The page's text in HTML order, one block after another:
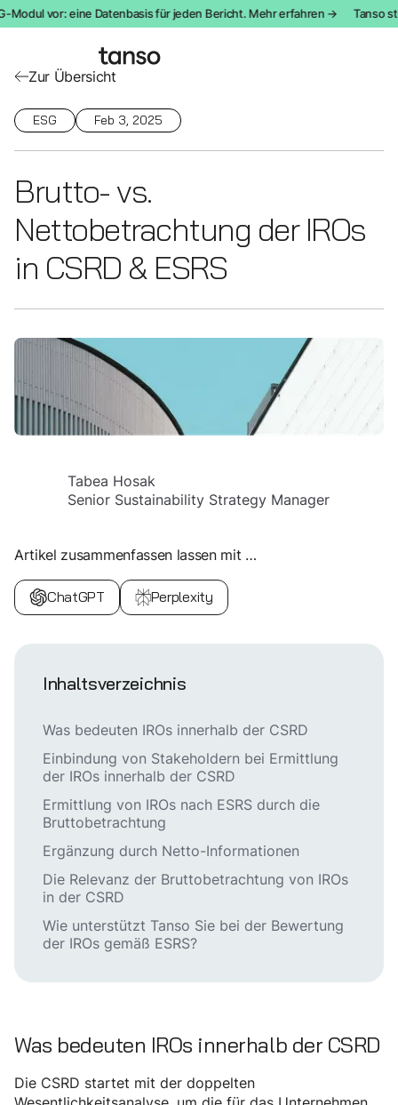
vor: eine Datenbasis für jeden Bericht. Mehr erfahren → Tanso
Zur Übersicht
ESG Feb 3, 2025
Brutto- vs.
Nettobetrachtung der IROs
in CSRD & ESRS
Tabea Hosak
Senior Sustainability Strategy Manager
Artikel zusammenfassen lassen mit …
ChatGPT Perplexity
Inhaltsverzeichnis
Was bedeuten IROs innerhalb der CSRD
Einbindung von Stakeholdern bei Ermittlung
der IROs innerhalb der CSRD
Ermittlung von IROs nach ESRS durch die
Bruttobetrachtung
Ergänzung durch Netto-Informationen
Die Relevanz der Bruttobetrachtung von IROs
in der CSRD
Wie unterstützt Tanso Sie bei der Bewertung
der IROs gemäß ESRS?
Was bedeuten IROs innerhalb der CSRD
Die CSRD startet mit der doppelten